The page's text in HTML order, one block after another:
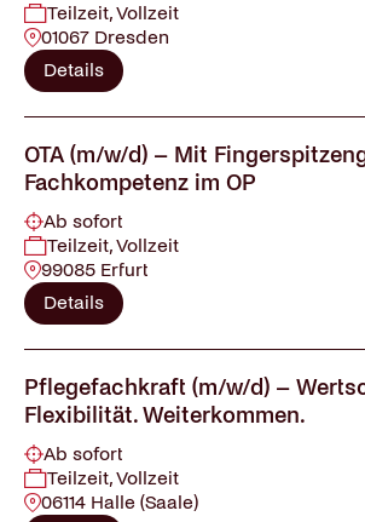
Teilzeit, Vollzeit
01067 Dresden
Details
OTA (m/w/d) – Mit
Fachkompetenz im OP
Ab sofort
Teilzeit, Vollzeit
99085 Erfurt
Details
Pflegefachkraft (m/w/d) –
Flexibilität. Weiterkommen.
Ab sofort
Teilzeit, Vollzeit
06114 Halle (Saale)